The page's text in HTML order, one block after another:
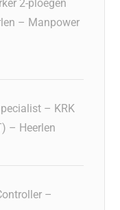
2-ploegen
– Manpower
– KRK
– Heerlen
–